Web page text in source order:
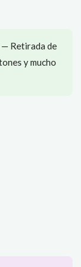
Retirada de
y mucho